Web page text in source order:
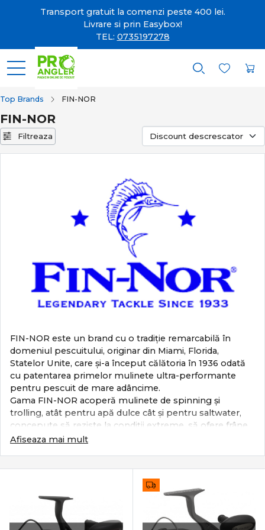
Transport gratuit la comenzi peste 400 lei.
Livrare si prin Easybox!
TEL: 0735197278
Top Brands FIN-NOR
FIN-NOR
Filtreaza
FIN-NOR este un brand cu o tradiţie remarcabilă în
domeniul pescuitului, originar din Miami, Florida,
Statelor Unite, care şi-a început călătoria în 1936 odată
cu patentarea primelor mulinete ultra-performante
pentru pescuit de mare adâncime.
Gama FIN-NOR acoperă mulinete de spinning şi
trolling, atât pentru apă dulce cât şi pentru saltwater,
concepute să reziste la condiţii extreme, să ofere frâne
fine, acţiune stabilă şi durabilitate – ideale pentru
, realizat din materiale avansate – pentru
pescarii care nu acceptă compromisuri. De exemplu,
FIN‑NOR Lethal Spinn Reel
oferă o soluţie
modernă de spinning, iarFIN‑NOR Offshore 6500 Spin
Afiseaza mai mult